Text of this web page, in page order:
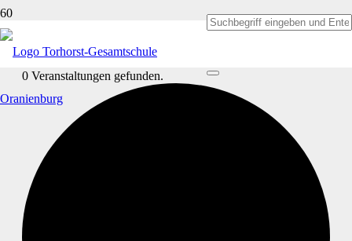
0 Veranstaltungen gefunden.